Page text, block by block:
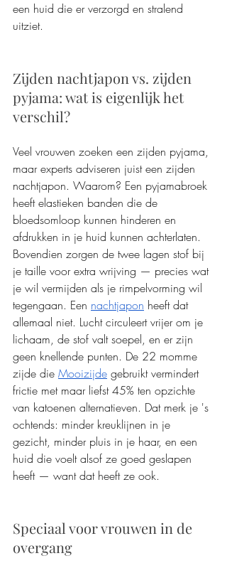
een huid die er verzorgd en stralend
uitziet.
Zijden nachtjapon vs. zijden
pyjama: wat is eigenlijk het
verschil?
Veel vrouwen zoeken een zijden pyjama,
maar experts adviseren juist een zijden
nachtjapon. Waarom? Een pyjamabroek
heeft elastieken banden die de
bloedsomloop kunnen hinderen en
afdrukken in je huid kunnen achterlaten.
Bovendien zorgen de twee lagen stof bij
je taille voor extra wrijving — precies wat
je wil vermijden als je rimpelvorming wil
tegengaan. Een nachtjapon heeft dat
allemaal niet. Lucht circuleert vrijer om je
lichaam, de stof valt soepel, en er zijn
geen knellende punten. De 22 momme
zijde die Mooizijde gebruikt vermindert
frictie met maar liefst 45% ten opzichte
van katoenen alternatieven. Dat merk je 's
ochtends: minder kreuklijnen in je
gezicht, minder pluis in je haar, en een
huid die voelt alsof ze goed geslapen
heeft — want dat heeft ze ook.
Speciaal voor vrouwen in de
overgang